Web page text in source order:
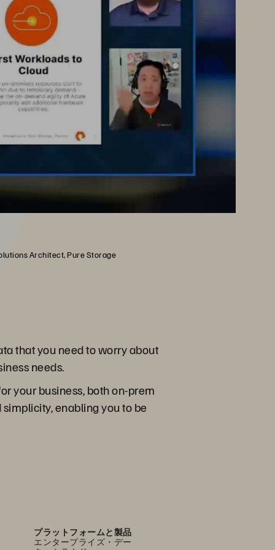
Architect, Pure Storage
that you need to worry about
needs.
your business, both on-prem
enabling you to be
プラットフォームと製品
エンタープライズ・デー